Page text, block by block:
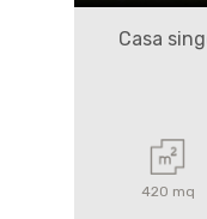
Casa
420 mq